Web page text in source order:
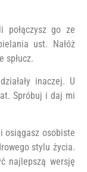
połączysz go ze
ust. Nałóż
spłucz.
inaczej. U
Spróbuj i daj mi
osiągasz osobiste
stylu życia.
najlepszą wersję